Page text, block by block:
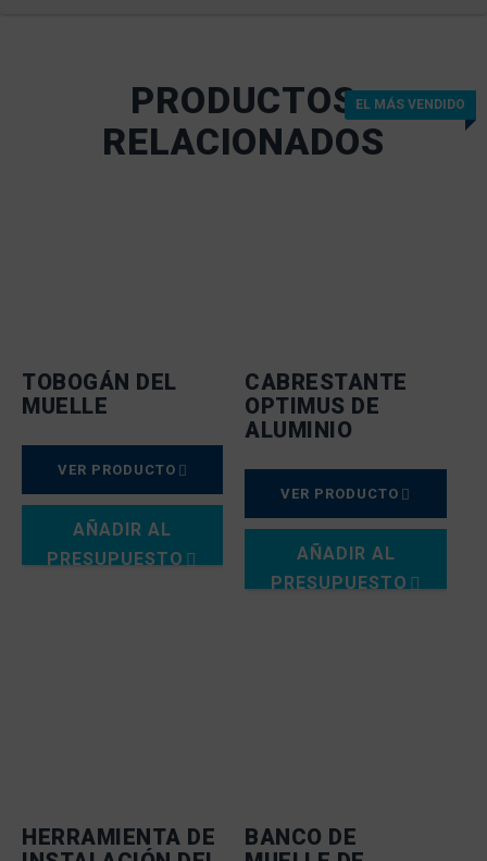
PRODUCTOS
RELACIONADOS
EL MÁS VENDIDO
TOBOGÁN DEL
MUELLE
VER PRODUCTO
AÑADIR AL
PRESUPUESTO
CABRESTANTE
OPTIMUS DE
ALUMINIO
VER PRODUCTO
AÑADIR AL
PRESUPUESTO
HERRAMIENTA DE
BANCO DE